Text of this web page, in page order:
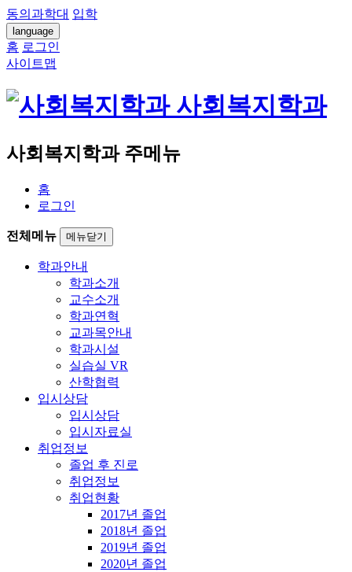
동의과학대 입학
language
홈 로그인
사이트맵
사회복지학과
사회복지학과 주메뉴
홈
로그인
전체메뉴 메뉴닫기
학과안내
학과소개
교수소개
학과연혁
교과목안내
학과시설
실습실 VR
산학협력
입시상담
입시상담
입시자료실
취업정보
졸업 후 진로
취업정보
취업현황
2017년 졸업
2018년 졸업
2019년 졸업
2020년 졸업